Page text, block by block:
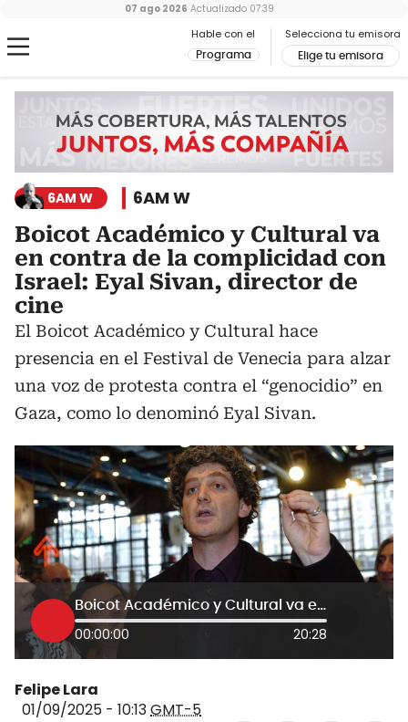
Hable con el
Programa
Selecciona tu emisora
Elige tu emisora
07 ago 2026 Actualizado 07:39
6AM W 6AM W
Boicot Académico y Cultural va
en contra de la complicidad con
Israel: Eyal Sivan, director de
cine
El Boicot Académico y Cultural hace
presencia en el Festival de Venecia para alzar
una voz de protesta contra el “genocidio” en
Gaza, como lo denominó Eyal Sivan.
Boicot Académico y Cultural va en contra de la complicidad con Israel: Eyal Sivan, director de cine
00:00:00 20:28
Felipe Lara
01/09/2025 - 10:13GMT-5